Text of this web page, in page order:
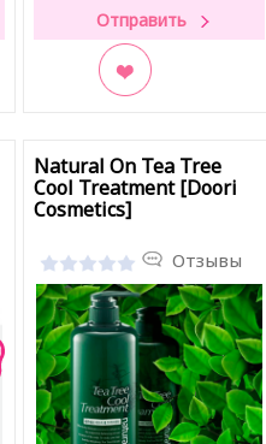
Natural On Tea Tree
Cool Treatment [Doori
Cosmetics]
Отзывы